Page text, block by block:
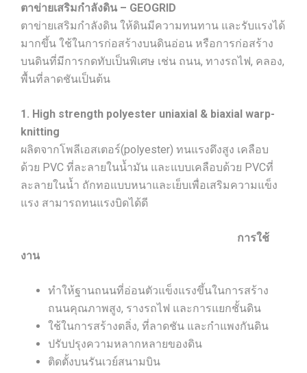
ตาข่ายเสริมกำลังดิน – GEOGRID
ตาข่ายเสริมกำลังดิน ให้ดินมีความทนทาน และรับแรงได้
มากขึ้น ใช้ในการก่อสร้างบนดินอ่อน หรือการก่อสร้าง
บนดินที่มีการกดทับเป็นพิเศษ เช่น ถนน, ทางรถไฟ, คลอง,
พื้นที่ลาดชันเป็นต้น
1. High strength polyester uniaxial & biaxial warp-
knitting
ผลิตจากโพลีเอสเตอร์(polyester) ทนแรงดึงสูง เคลือบ
ด้วย PVC ที่ละลายในน้ำมัน และแบบเคลือบด้วย PVCที่
ละลายในน้ำ ถักทอแบบหนาและเย็บเพื่อเสริมความแข็ง
แรง สามารถทนแรงบิดได้ดี
การใช้
งาน
ทำให้ฐานถนนที่อ่อนตัวแข็งแรงขึ้นในการสร้าง
ถนนคุณภาพสูง, รางรถไฟ และการแยกชั้นดิน
ใช้ในการสร้างตลิ่ง, ที่ลาดชัน และกำแพงกันดิน
ปรับปรุงความหลากหลายของดิน
ติดตั้งบนรันเวย์สนามบิน